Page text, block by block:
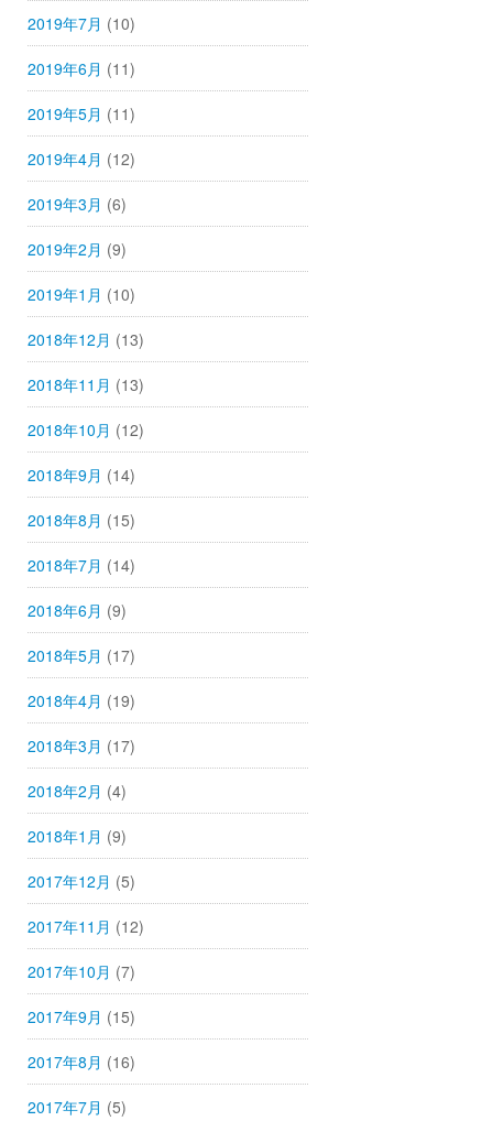
2019年7月 (10)
2019年6月 (11)
2019年5月 (11)
2019年4月 (12)
2019年3月 (6)
2019年2月 (9)
2019年1月 (10)
2018年12月 (13)
2018年11月 (13)
2018年10月 (12)
2018年9月 (14)
2018年8月 (15)
2018年7月 (14)
2018年6月 (9)
2018年5月 (17)
2018年4月 (19)
2018年3月 (17)
2018年2月 (4)
2018年1月 (9)
2017年12月 (5)
2017年11月 (12)
2017年10月 (7)
2017年9月 (15)
2017年8月 (16)
2017年7月 (5)